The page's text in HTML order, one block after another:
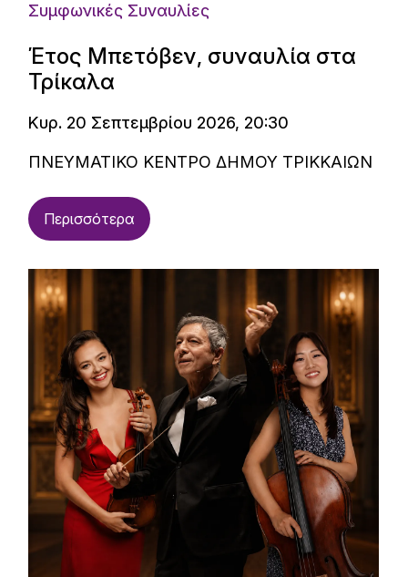
Συμφωνικές Συναυλίες
Έτος Μπετόβεν, συναυλία στα
Τρίκαλα
Κυρ. 20 Σεπτεμβρίου 2026, 20:30
ΠΝΕΥΜΑΤΙΚΟ ΚΕΝΤΡΟ ΔΗΜΟΥ ΤΡΙΚΚΑΙΩΝ
Περισσότερα